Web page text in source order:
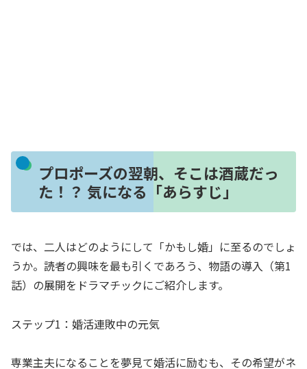
プロポーズの翌朝、そこは酒蔵だっ
た！？ 気になる「あらすじ」
では、二人はどのようにして「かもし婚」に至るのでしょ
うか。読者の興味を最も引くであろう、物語の導入（第1
話）の展開をドラマチックにご紹介します。
ステップ1：婚活連敗中の元気
専業主夫になることを夢見て婚活に励むも、その希望がネ